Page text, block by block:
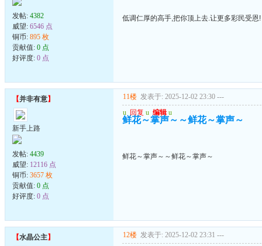
发帖: 4382
威望: 6546 点
铜币: 895 枚
贡献值: 0 点
好评度: 0 点
低调仁厚的高手,把你顶上去.让更多彩民受恩!
【并非有意】
新手上路
发帖: 4439
威望: 12116 点
铜币: 3657 枚
贡献值: 0 点
好评度: 0 点
11楼 发表于: 2025-12-02 23:30 ---
u 回复 u 编辑 u
鲜花～掌声～～鲜花～掌声～
鲜花～掌声～～鲜花～掌声～
【水晶公主】 12楼 发表于: 2025-12-02 23:31 ---